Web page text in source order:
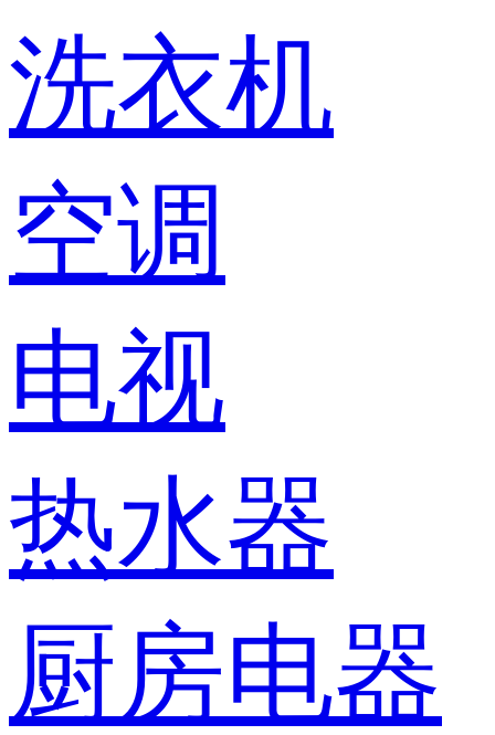
洗衣机
空调
电视
热水器
厨房电器